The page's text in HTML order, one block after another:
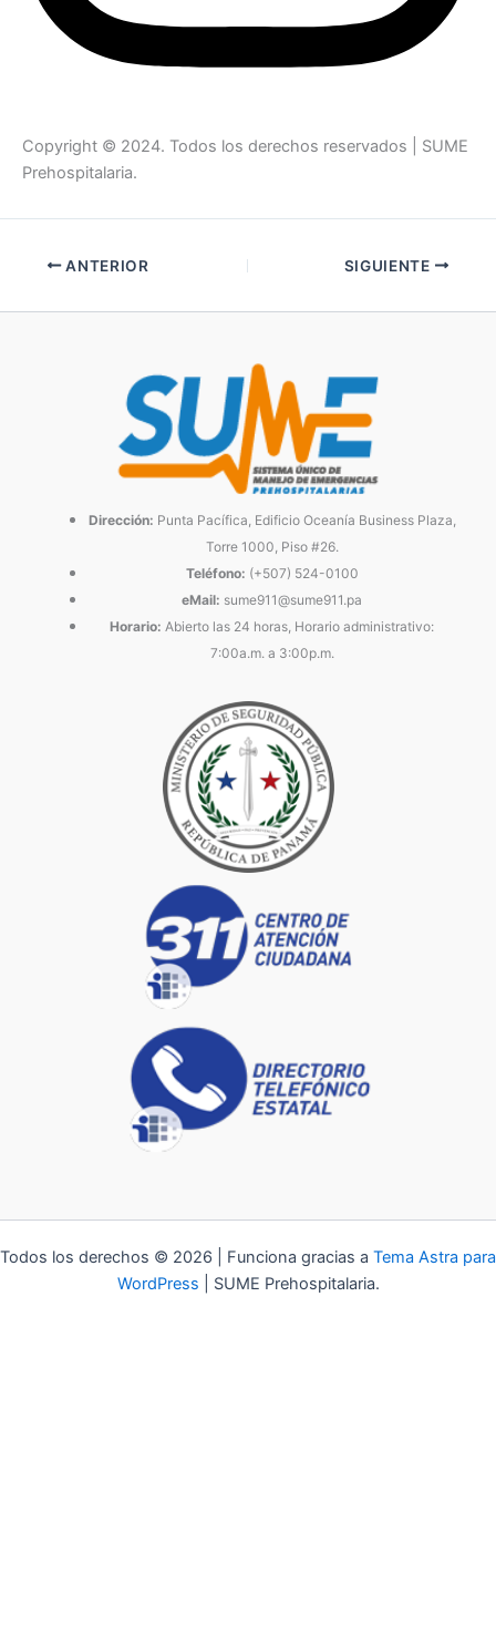
Copyright © 2024. Todos los derechos reservados | SUME
Prehospitalaria.
ANTERIOR SIGUIENTE
Dirección: Punta Pacífica, Edificio Oceanía Business Plaza,
Torre 1000, Piso #26.
Teléfono: (+507) 524-0100
eMail: sume911@sume911.pa
Horario: Abierto las 24 horas, Horario administrativo:
7:00a.m. a 3:00p.m.
Todos los derechos © 2026 | Funciona gracias a Tema Astra para
WordPress | SUME Prehospitalaria.